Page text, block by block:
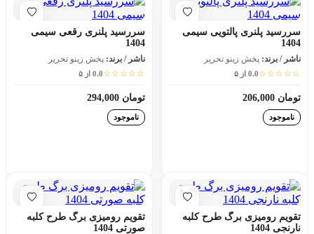
سررسید پلنری پالتویی سیمی
1404
ناشر / برند: پخش زینو تحریر
☆☆☆☆☆0.0 از ۵
تومان 206,000
ناموجود
سررسید پلنری رقعی سیمی
1404
ناشر / برند: پخش زینو تحریر
☆☆☆☆☆0.0 از ۵
تومان 294,000
ناموجود
تقویم رومیزی برگ طرح کلبه
نارنجی 1404
تقویم رومیزی برگ طرح کلبه
صورتی 1404